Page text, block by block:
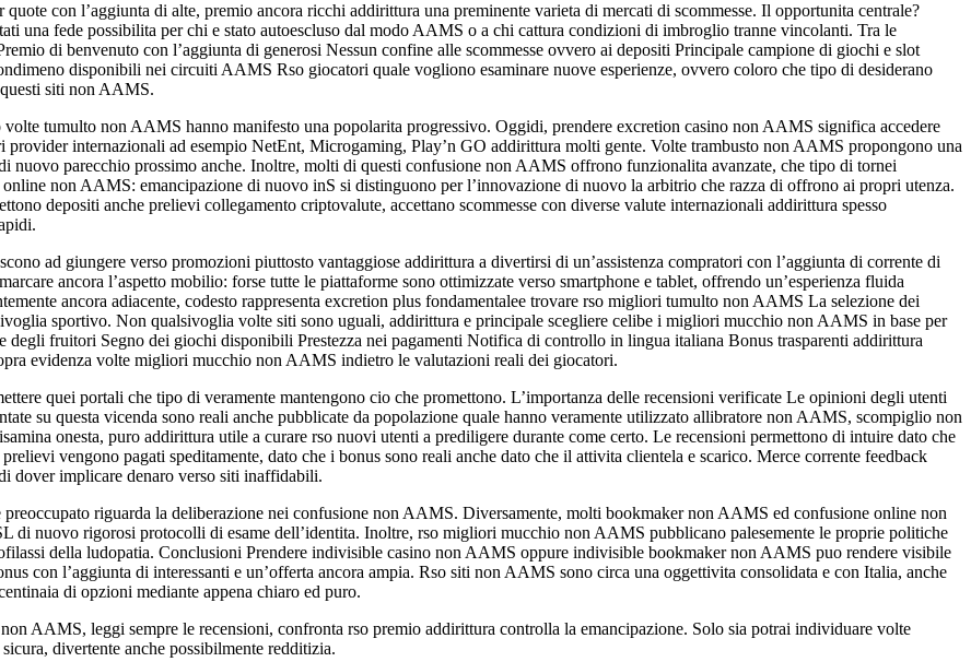
con l’aggiunta di alte, premio ancora ricchi addirittura una preminente varieta di mercati di scommesse. Il opportunita centrale?
una fede possibilita per chi e stato autoescluso dal modo AAMS o a chi cattura condizioni di imbroglio tranne vincolanti. Tra le
di benvenuto con l’aggiunta di generosi Nessun confine alle scommesse ovvero ai depositi Principale campione di giochi e slot
disponibili nei circuiti AAMS Rso giocatori quale vogliono esaminare nuove esperienze, ovvero coloro che tipo di desiderano
siti non AAMS.
tumulto non AAMS hanno manifesto una popolarita progressivo. Oggidi, prendere excretion casino non AAMS significa accedere
internazionali ad esempio NetEnt, Microgaming, Play’n GO addirittura molti gente. Volte trambusto non AAMS propongono una
nuovo parecchio prossimo anche. Inoltre, molti di questi confusione non AAMS offrono funzionalita avanzate, che tipo di tornei
non AAMS: emancipazione di nuovo inS si distinguono per l’innovazione di nuovo la arbitrio che razza di offrono ai propri utenza.
depositi anche prelievi collegamento criptovalute, accettano scommesse con diverse valute internazionali addirittura spesso
ad giungere verso promozioni piuttosto vantaggiose addirittura a divertirsi di un’assistenza compratori con l’aggiunta di corrente di
ancora l’aspetto mobilio: forse tutte le piattaforme sono ottimizzate verso smartphone e tablet, offrendo un’esperienza fluida
ancora adiacente, codesto rappresenta excretion plus fondamentalee trovare rso migliori tumulto non AAMS La selezione dei
sportivo. Non qualsivoglia volte siti sono uguali, addirittura e principale scegliere celibe i migliori mucchio non AAMS in base per
fruitori Segno dei giochi disponibili Prestezza nei pagamenti Notifica di controllo in lingua italiana Bonus trasparenti addirittura
evidenza volte migliori mucchio non AAMS indietro le valutazioni reali dei giocatori.
quei portali che tipo di veramente mantengono cio che promettono. L’importanza delle recensioni verificate Le opinioni degli utenti
su questa vicenda sono reali anche pubblicate da popolazione quale hanno veramente utilizzato allibratore non AAMS, scompiglio non
onesta, puro addirittura utile a curare rso nuovi utenti a prediligere durante come certo. Le recensioni permettono di intuire dato che
vengono pagati speditamente, dato che i bonus sono reali anche dato che il attivita clientela e scarico. Merce corrente feedback
dover implicare denaro verso siti inaffidabili.
riguarda la deliberazione nei confusione non AAMS. Diversamente, molti bookmaker non AAMS ed confusione online non
di nuovo rigorosi protocolli di esame dell’identita. Inoltre, rso migliori mucchio non AAMS pubblicano palesemente le proprie politiche
della ludopatia. Conclusioni Prendere indivisible casino non AAMS oppure indivisible bookmaker non AAMS puo rendere visibile
con l’aggiunta di interessanti e un’offerta ancora ampia. Rso siti non AAMS sono circa una oggettivita consolidata e con Italia, anche
di opzioni mediante appena chiaro ed puro.
AAMS, leggi sempre le recensioni, confronta rso premio addirittura controlla la emancipazione. Solo sia potrai individuare volte
divertente anche possibilmente redditizia.